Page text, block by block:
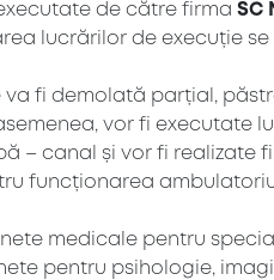
de către firma SC
lucrărilor de execuție
fi demolată parțial,
vor fi executate
– canal și vor fi realizate
funcționarea
medicale pentru
pentru psihologie,